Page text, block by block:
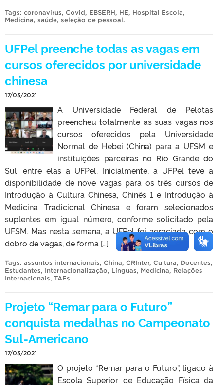
Tags: coronavirus, Covid, EBSERH, HE, Hospital Escola,
Medicina, saúde, seleção de pessoal.
UFPel preenche todas as vagas em
cursos oferecidos por universidade
chinesa
17/03/2021
A Universidade Federal de Pelotas
preencheu totalmente as suas vagas nos
cursos oferecidos pela Universidade
Normal de Hebei (China) para a UFSM e
instituições parceiras no Rio Grande do
Sul, entre elas a UFPel. Inicialmente, a UFPel teve a
disponibilidade de nove vagas para os três cursos de
Introdução à Cultura Chinesa, Chinês 1 e Introdução à
Medicina Tradicional Chinesa e foram selecionados
suplentes em igual número, conforme solicitado pela
UFSM. Mas nesta semana, a UFPel foi agraciada com o
dobro de vagas, de forma […]
Tags: assuntos internacionais, China, CRInter, Cultura, Docentes,
Estudantes, Internacionalização, Línguas, Medicina, Relações
Internacionais, TAEs.
Projeto “Remar para o Futuro”
conquista medalhas no Campeonato
Sul-Americano
17/03/2021
O projeto “Remar para o Futuro”, ligado à
Escola Superior de Educação Física da